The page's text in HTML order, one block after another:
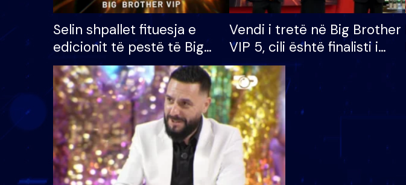
Selin shpallet fituesja e
edicionit të pestë të Big
Brother VIP, rrëmben
çmimin e madh prej 100
mijë eurosh
Vendi i tretë në Big Brother
VIP 5, cili është finalisti i
radhës që lë shtëpinë